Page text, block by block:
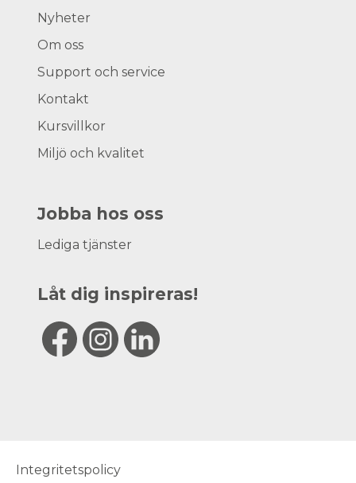
Nyheter
Om oss
Support och service
Kontakt
Kursvillkor
Miljö och kvalitet
Jobba hos oss
Lediga tjänster
Låt dig inspireras!
Integritetspolicy